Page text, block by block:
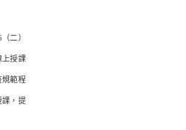
二）
上授課
規範程
課，提